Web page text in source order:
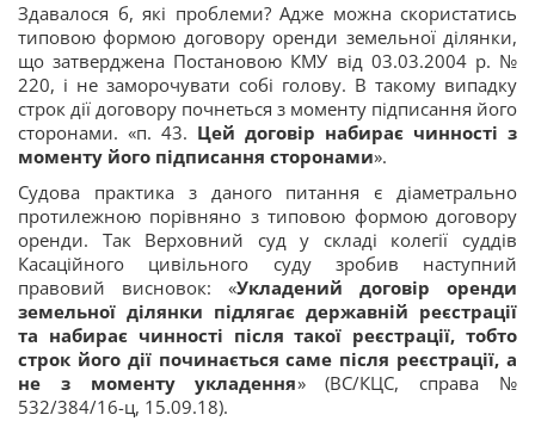
Здавалося б, які проблеми? Адже можна скористатись
типовою формою договору оренди земельної ділянки,
що затверджена Постановою КМУ від 03.03.2004 р. №
220, і не заморочувати собі голову. В такому випадку
строк дії договору почнеться з моменту підписання його
сторонами. «п. 43. Цей договір набирає чинності з
моменту його підписання сторонами».
Судова практика з даного питання є діаметрально
протилежною порівняно з типовою формою договору
оренди. Так Верховний суд у складі колегії суддів
Касаційного цивільного суду зробив наступний
правовий висновок: «Укладений договір оренди
земельної ділянки підлягає державній реєстрації
та набирає чинності після такої реєстрації, тобто
строк його дії починається саме після реєстрації, а
не з моменту укладення» (ВС/КЦС, справа №
532/384/16-ц, 15.09.18).